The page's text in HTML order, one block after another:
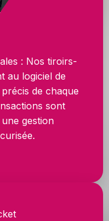
: Nos tiroirs-
au logiciel de
de chaque
sont
gestion